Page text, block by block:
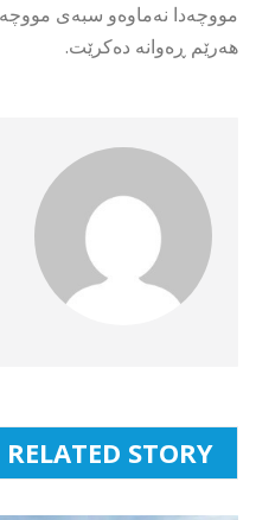
هەرێم ڕەوانە دەکرێت.
RELATED STORY